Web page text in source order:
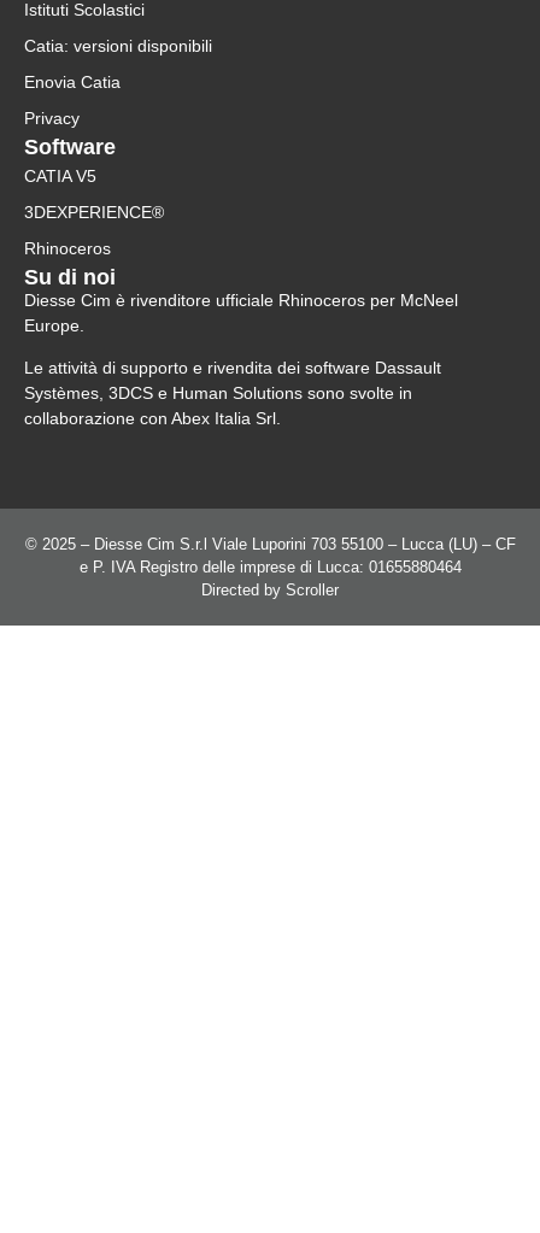
Istituti Scolastici
Catia: versioni disponibili
Enovia Catia
Privacy
Software
CATIA V5
3DEXPERIENCE®
Rhinoceros
Su di noi
Diesse Cim è rivenditore ufficiale Rhinoceros per McNeel
Europe.
Le attività di supporto e rivendita dei software Dassault
Systèmes, 3DCS e Human Solutions sono svolte in
collaborazione con Abex Italia Srl.
© 2025 – Diesse Cim S.r.l Viale Luporini 703 55100 – Lucca (LU) – CF
e P. IVA Registro delle imprese di Lucca: 01655880464
Directed by Scroller